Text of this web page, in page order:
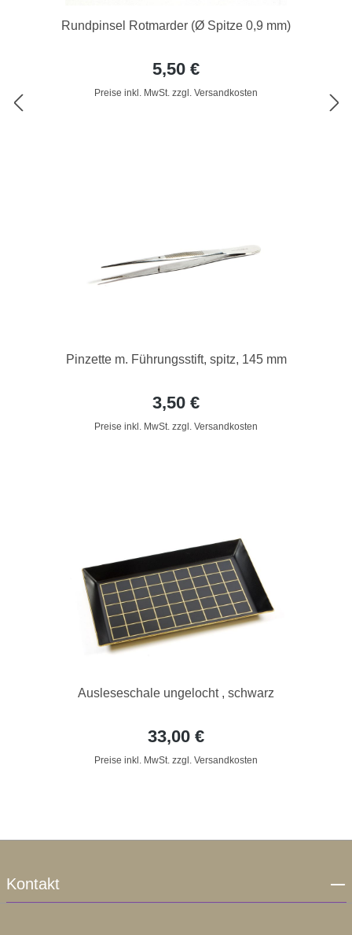
Rundpinsel Rotmarder (Ø Spitze 0,9 mm)
5,50 €
Preise inkl. MwSt. zzgl. Versandkosten
Pinzette m. Führungsstift, spitz, 145 mm
3,50 €
Preise inkl. MwSt. zzgl. Versandkosten
Ausleseschale ungelocht , schwarz
33,00 €
Preise inkl. MwSt. zzgl. Versandkosten
Kontakt